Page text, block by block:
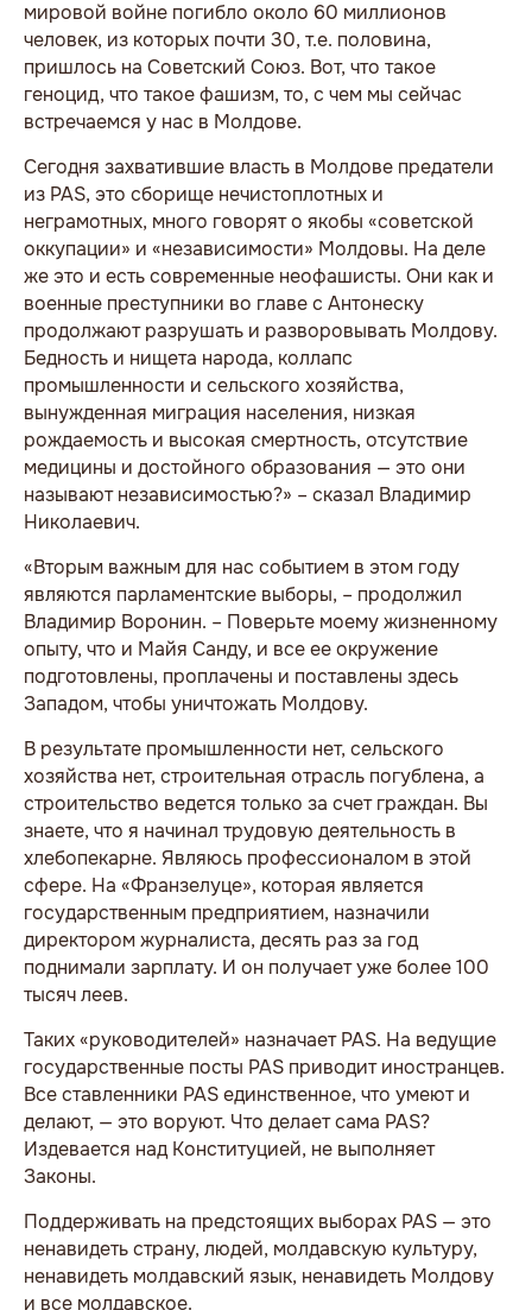
мировой войне погибло около 60 миллионов
человек, из которых почти 30, т.е. половина,
пришлось на Советский Союз. Вот, что такое
геноцид, что такое фашизм, то, с чем мы сейчас
встречаемся у нас в Молдове.
Сегодня захватившие власть в Молдове предатели
из PAS, это сборище нечистоплотных и
неграмотных, много говорят о якобы «советской
оккупации» и «независимости» Молдовы. На деле
же это и есть современные неофашисты. Они как и
военные преступники во главе с Антонеску
продолжают разрушать и разворовывать Молдову.
Бедность и нищета народа, коллапс
промышленности и сельского хозяйства,
вынужденная миграция населения, низкая
рождаемость и высокая смертность, отсутствие
медицины и достойного образования — это они
называют независимостью?» – сказал Владимир
Николаевич.
«Вторым важным для нас событием в этом году
являются парламентские выборы, – продолжил
Владимир Воронин. – Поверьте моему жизненному
опыту, что и Майя Санду, и все ее окружение
подготовлены, проплачены и поставлены здесь
Западом, чтобы уничтожать Молдову.
В результате промышленности нет, сельского
хозяйства нет, строительная отрасль погублена, а
строительство ведется только за счет граждан. Вы
знаете, что я начинал трудовую деятельность в
хлебопекарне. Являюсь профессионалом в этой
сфере. На «Франзелуце», которая является
государственным предприятием, назначили
директором журналиста, десять раз за год
поднимали зарплату. И он получает уже более 100
тысяч леев.
Таких «руководителей» назначает PAS. На ведущие
государственные посты PAS приводит иностранцев.
Все ставленники PAS единственное, что умеют и
делают, — это воруют. Что делает сама PAS?
Издевается над Конституцией, не выполняет
Законы.
Поддерживать на предстоящих выборах PAS — это
ненавидеть страну, людей, молдавскую культуру,
ненавидеть молдавский язык, ненавидеть Молдову
и все молдавское.